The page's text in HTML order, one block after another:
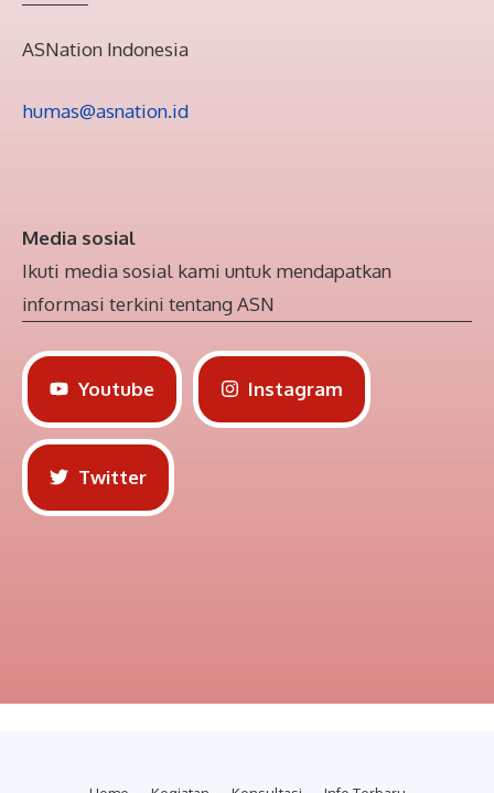
ASNation Indonesia
humas@asnation.id
Media sosial
Ikuti media sosial kami untuk mendapatkan
informasi terkini tentang ASN
Youtube Instagram
Twitter